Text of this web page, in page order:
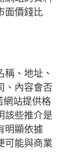
面價錢比
、地址、
、內容會否
站提供格
該些推介是
明顯依據
可能與商業